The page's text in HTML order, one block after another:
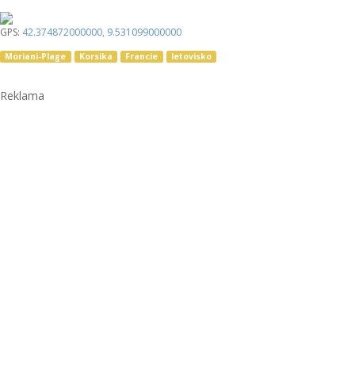
GPS: 42.374872000000, 9.531099000000
Moriani-Plage Korsika Francie letovisko
Reklama